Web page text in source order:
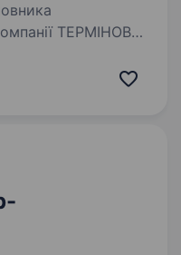
ТЕРМІНОВО